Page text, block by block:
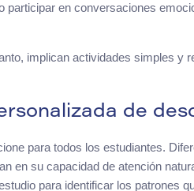
participar en conversaciones
implican actividades simples y
de
para todos los estudiantes.
en su capacidad de atención
para identificar los patrones